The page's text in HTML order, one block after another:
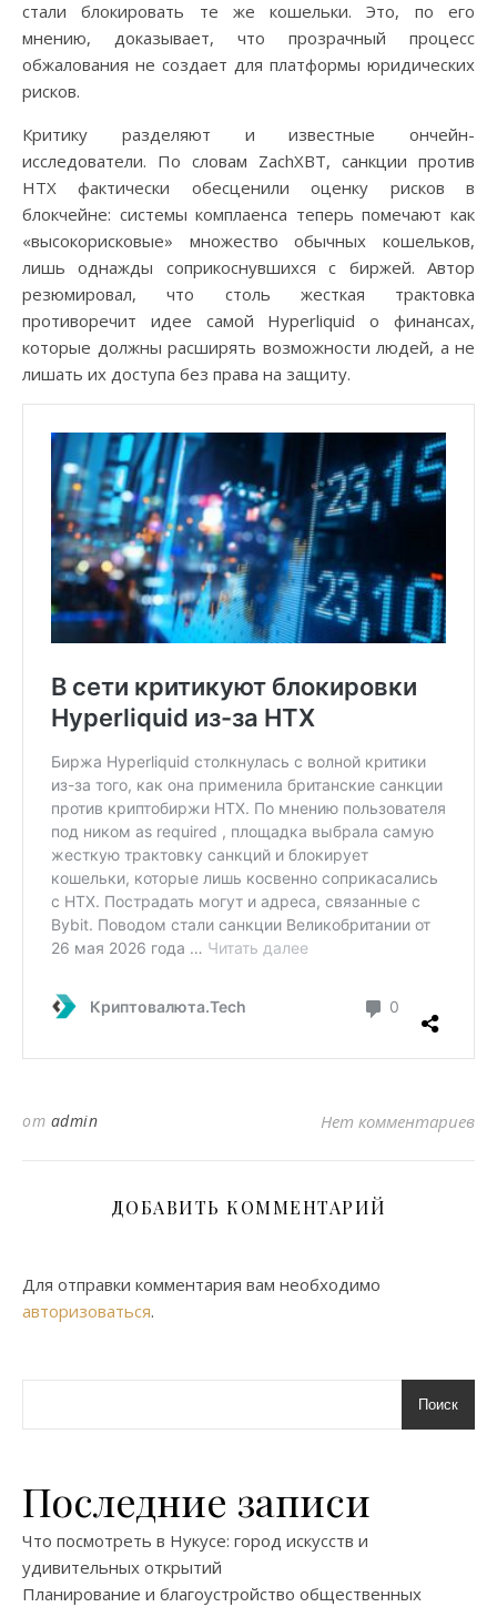
стали блокировать те же кошельки. Это, по его
мнению, доказывает, что прозрачный процесс
обжалования не создает для платформы юридических
рисков.
Критику разделяют и известные ончейн-
исследователи. По словам ZachXBT, санкции против
HTX фактически обесценили оценку рисков в
блокчейне: системы комплаенса теперь помечают как
«высокорисковые» множество обычных кошельков,
лишь однажды соприкоснувшихся с биржей. Автор
резюмировал, что столь жесткая трактовка
противоречит идее самой Hyperliquid о финансах,
которые должны расширять возможности людей, а не
лишать их доступа без права на защиту.
от admin Нет комментариев
ДОБАВИТЬ КОММЕНТАРИЙ
Для отправки комментария вам необходимо
авторизоваться.
Поиск
Последние записи
Что посмотреть в Нукусе: город искусств и
удивительных открытий
Планирование и благоустройство общественных